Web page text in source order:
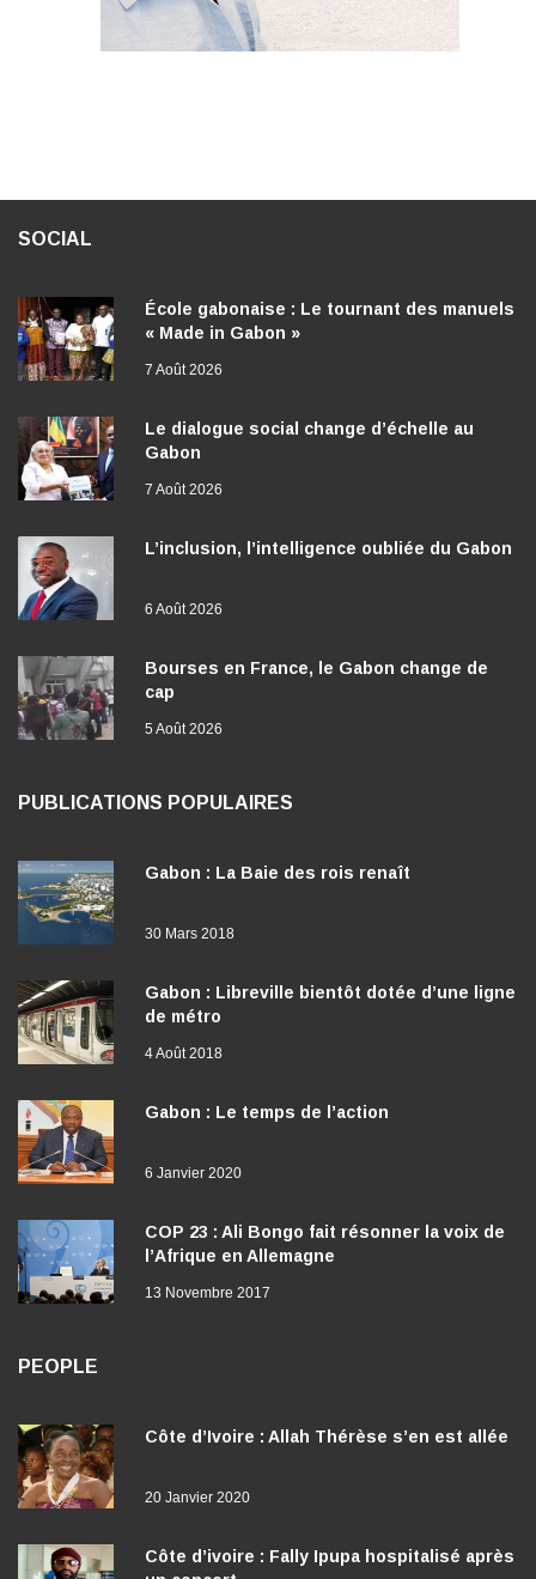
SOCIAL
École gabonaise : Le tournant des manuels
« Made in Gabon »
7 Août 2026
Le dialogue social change d’échelle au
Gabon
7 Août 2026
L’inclusion, l’intelligence oubliée du Gabon
6 Août 2026
Bourses en France, le Gabon change de
cap
5 Août 2026
PUBLICATIONS POPULAIRES
Gabon : La Baie des rois renaît
30 Mars 2018
Gabon : Libreville bientôt dotée d’une ligne
de métro
4 Août 2018
Gabon : Le temps de l’action
6 Janvier 2020
COP 23 : Ali Bongo fait résonner la voix de
l’Afrique en Allemagne
13 Novembre 2017
PEOPLE
Côte d’Ivoire : Allah Thérèse s’en est allée
20 Janvier 2020
Côte d’ivoire : Fally Ipupa hospitalisé après